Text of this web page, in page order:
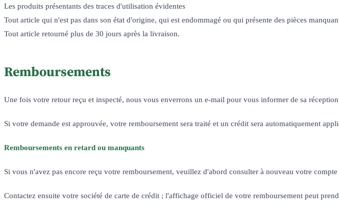
Les produits présentants des traces d'utilisation évidentes
Tout article qui n'est pas dans son état d'origine, qui est endommagé ou qui présente des pièces
Tout article retourné plus de 30 jours après la livraison.
Remboursements
Une fois votre retour reçu et inspecté, nous vous enverrons un e-mail pour vous informer de sa
Si votre demande est approuvée, votre remboursement sera traité et un crédit sera automatiquement
Remboursements en retard ou manquants
Si vous n'avez pas encore reçu votre remboursement, veuillez d'abord consulter à nouveau votre compte
Contactez ensuite votre société de carte de crédit ; l'affichage officiel de votre remboursement peut